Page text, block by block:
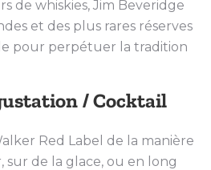
de whiskies, Jim Beveridge
et des plus rares réserves
pour perpétuer la tradition
/ Cocktail
Red Label de la manière
sur de la glace, ou en long